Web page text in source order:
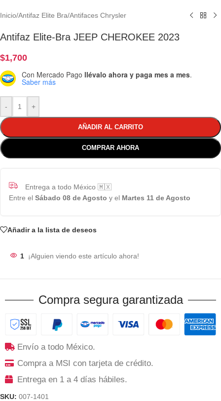
Inicio/Antifaz Elite Bra/Antifaces Chrysler
Antifaz Elite-Bra JEEP CHEROKEE 2023
$1,700
Con Mercado Pago llévalo ahora y paga mes a mes.
Saber más
- +
AÑADIR AL CARRITO
COMPRAR AHORA
Entrega a todo México 🇲🇽
Entre el Sábado 08 de Agosto y el Martes 11 de Agosto
Añadir a la lista de deseos
1 ¡Alguien viendo este artículo ahora!
Compra segura garantizada
Envío a todo México.
Compra a MSI con tarjeta de crédito.
Entrega en 1 a 4 días hábiles.
SKU: 007-1401